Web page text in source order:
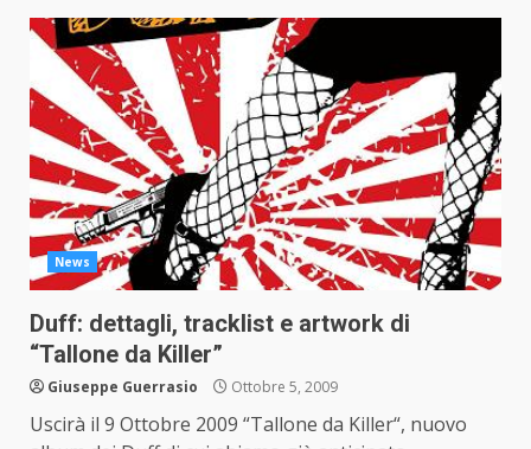
News
Duff: dettagli, tracklist e artwork di
“Tallone da Killer”
Giuseppe Guerrasio Ottobre 5, 2009
Uscirà il 9 Ottobre 2009 “Tallone da Killer“, nuovo